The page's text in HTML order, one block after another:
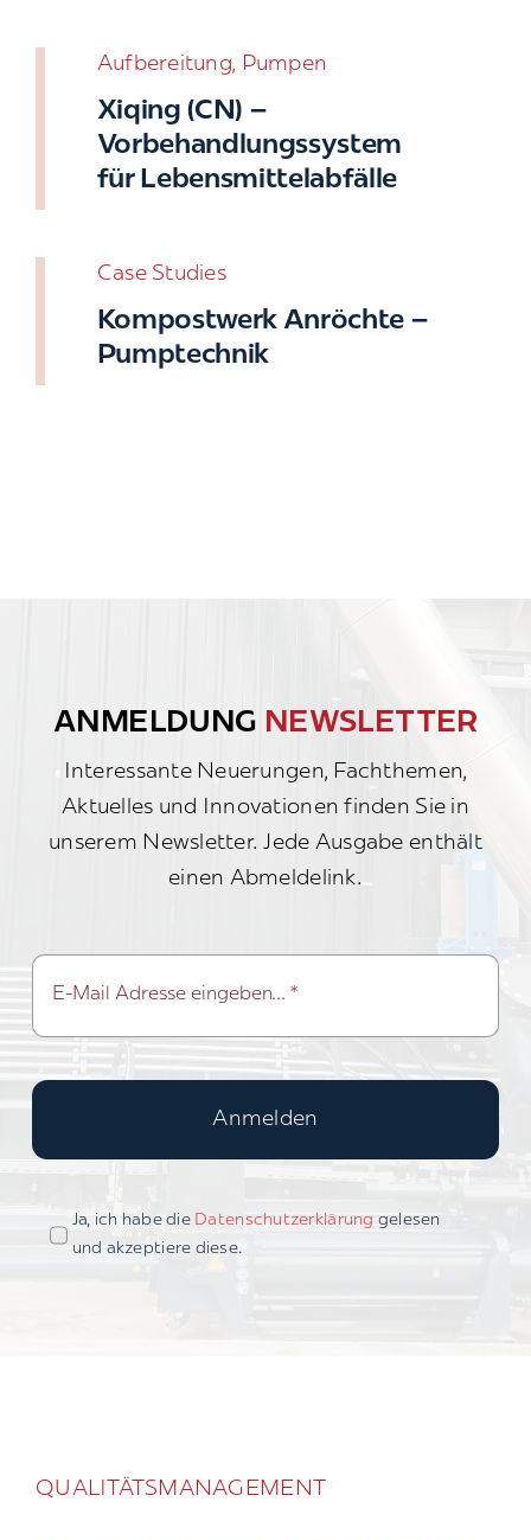
Aufbereitung, Pumpen
Xiqing (CN) –
Vorbehandlungssystem
für Lebensmittelabfälle
Case Studies
Kompostwerk Anröchte –
Pumptechnik
ANMELDUNG NEWSLETTER
Interessante Neuerungen, Fachthemen,
Aktuelles und Innovationen finden Sie in
unserem Newsletter. Jede Ausgabe enthält
einen Abmeldelink.
Anmelden
Ja, ich habe die Datenschutzerklärung gelesen
und akzeptiere diese.
QUALITÄTSMANAGEMENT